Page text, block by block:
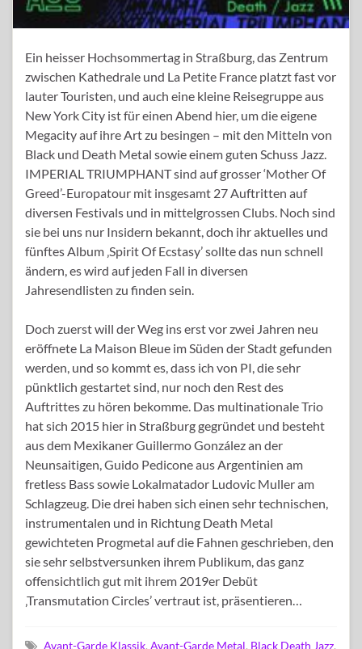
Ein heisser Hochsommertag in Straßburg, das Zentrum
zwischen Kathedrale und La Petite France platzt fast vor
lauter Touristen, und auch eine kleine Reisegruppe aus
New York City ist für einen Abend hier, um die eigene
Megacity auf ihre Art zu besingen – mit den Mitteln von
Black und Death Metal sowie einem guten Schuss Jazz.
IMPERIAL TRIUMPHANT sind auf grosser ‘Mother Of
Greed’-Europatour mit insgesamt 27 Auftritten auf
diversen Festivals und in mittelgrossen Clubs. Noch sind
sie bei uns nur Insidern bekannt, doch ihr aktuelles und
fünftes Album ‚Spirit Of Ecstasy’ sollte das nun schnell
ändern, es wird auf jeden Fall in diversen
Jahresendlisten zu finden sein.
Doch zuerst will der Weg ins erst vor zwei Jahren neu
eröffnete La Maison Bleue im Süden der Stadt gefunden
werden, und so kommt es, dass ich von PI, die sehr
pünktlich gestartet sind, nur noch den Rest des
Auftrittes zu hören bekomme. Das multinationale Trio
hat sich 2015 hier in Straßburg gegründet und besteht
aus dem Mexikaner Guillermo González an der
Neunsaitigen, Guido Pedicone aus Argentinien am
fretless Bass sowie Lokalmatador Ludovic Muller am
Schlagzeug. Die drei haben sich einen sehr technischen,
instrumentalen und in Richtung Death Metal
gewichteten Progmetal auf die Fahnen geschrieben, den
sie sehr selbstversunken ihrem Publikum, das ganz
offensichtlich gut mit ihrem 2019er Debüt
‚Transmutation Circles’ vertraut ist, präsentieren…
Avant-Garde Klassik, Avant-Garde Metal, Black Death Jazz,